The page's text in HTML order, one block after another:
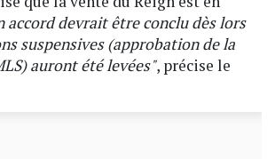
accord devrait être conclu dès lors
suspensives (approbation de la
auront été levées", précise le